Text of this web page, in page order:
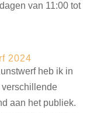
van 11:00 tot
2024
heb ik in
aan het publiek.